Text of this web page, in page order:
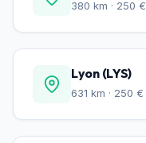
380 km · 250 €
Lyon (LYS)
631 km · 250 €